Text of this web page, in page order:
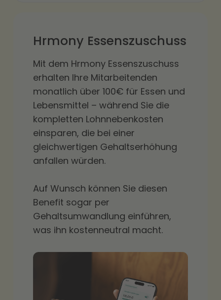
Hrmony Essenszuschuss
Mit dem Hrmony Essenszuschuss
erhalten Ihre Mitarbeitenden
monatlich über 100€ für Essen und
Lebensmittel – während Sie die
kompletten Lohnnebenkosten
einsparen, die bei einer
gleichwertigen Gehaltserhöhung
anfallen würden.
Auf Wunsch können Sie diesen
Benefit sogar per
Gehaltsumwandlung einführen,
was ihn kostenneutral macht.